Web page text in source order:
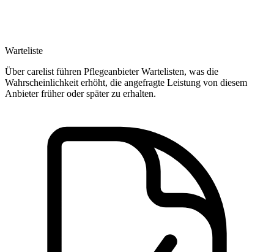
Warteliste
Über carelist führen Pflegeanbieter Wartelisten, was die
Wahrscheinlichkeit erhöht, die angefragte Leistung von diesem
Anbieter früher oder später zu erhalten.